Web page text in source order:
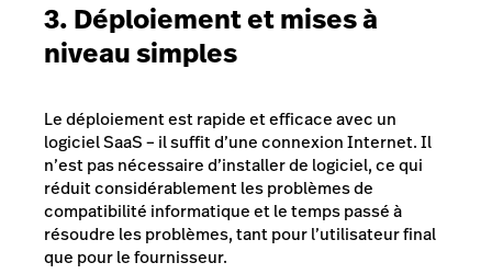
3. Déploiement et mises à
niveau simples
Le déploiement est rapide et efficace avec un
logiciel SaaS – il suffit d’une connexion Internet. Il
n’est pas nécessaire d’installer de logiciel, ce qui
réduit considérablement les problèmes de
compatibilité informatique et le temps passé à
résoudre les problèmes, tant pour l’utilisateur final
que pour le fournisseur.